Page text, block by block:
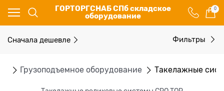
ГОРТОРГСНАБ СПб складское
оборудование
0
Грузоподъемное оборудование Такелажные
Сначала дешевле Фильтры